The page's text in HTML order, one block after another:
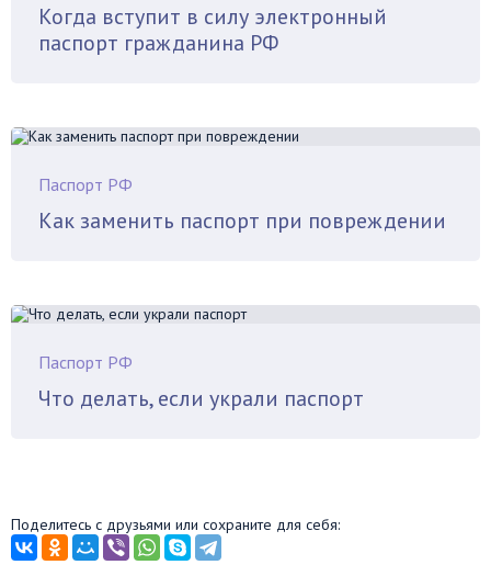
Когда вступит в силу электронный
паспорт гражданина РФ
Паспорт РФ
Как заменить паспорт при повреждении
Паспорт РФ
Что делать, если украли паспорт
Поделитесь с друзьями или сохраните для себя: